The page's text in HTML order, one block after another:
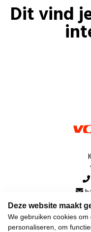
Deze website maakt
We gebruiken cookies
personaliseren, om
Dit vind